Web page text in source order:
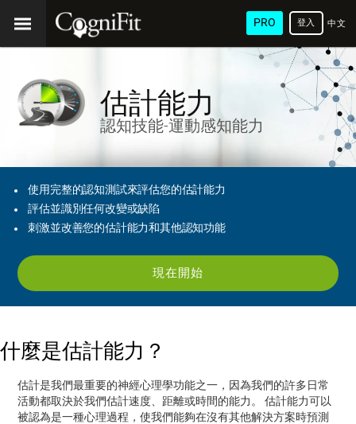
PRO 中文
(繁
體)
登入
估計能力
認知技能-運動感知能力
使用完整的認知測試來評估您的估計能力
評估並識別任何改變或缺陷
刺激並改善您的估計能力和其他認知功能
現在開始
什麼是估計能力？
估計是我們最重要的神經心理學功能之一，因為我們的許多日常
活動都取決於我們估計速度、距離或時間的能力。 估計能力可以
被認為是一種心理過程，使我們能夠在沒有其他解決方案時預測